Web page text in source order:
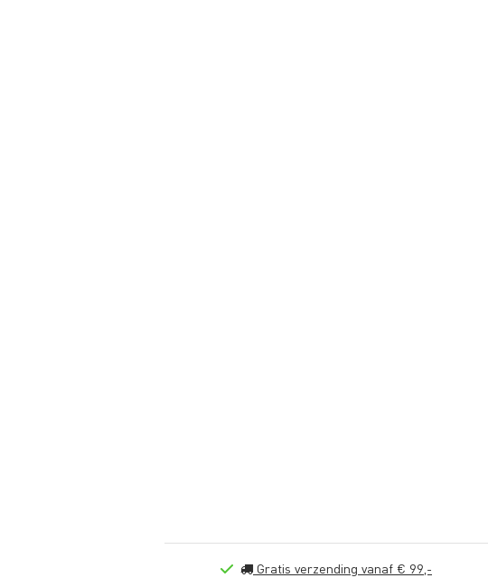
Gratis verzending vanaf € 99,-